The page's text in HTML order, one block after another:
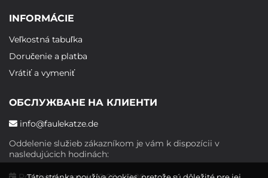
INFORMÁCIE
Veľkostná tabuľka
Doručenie a platba
Vrátiť a vymeniť
ОБСЛУЖВАНЕ НА КЛИЕНТИ
info@faulekatze.de
Oddelenie služieb zákazníkom je vám k dispozícii v
nasledujúcich hodinách: